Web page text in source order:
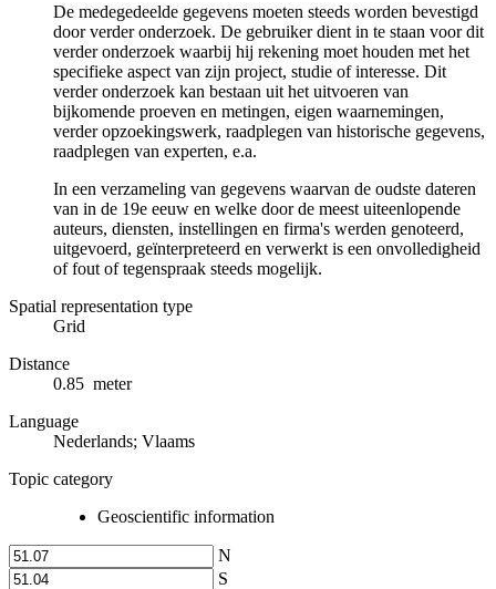
De medegedeelde gegevens moeten steeds worden bevestigd
door verder onderzoek. De gebruiker dient in te staan voor dit
verder onderzoek waarbij hij rekening moet houden met het
specifieke aspect van zijn project, studie of interesse. Dit
verder onderzoek kan bestaan uit het uitvoeren van
bijkomende proeven en metingen, eigen waarnemingen,
verder opzoekingswerk, raadplegen van historische gegevens,
raadplegen van experten, e.a.
In een verzameling van gegevens waarvan de oudste dateren
van in de 19e eeuw en welke door de meest uiteenlopende
auteurs, diensten, instellingen en firma's werden genoteerd,
uitgevoerd, geïnterpreteerd en verwerkt is een onvolledigheid
of fout of tegenspraak steeds mogelijk.
Spatial representation type
Grid
Distance
0.85 meter
Language
Nederlands; Vlaams
Topic category
Geoscientific information
N
S